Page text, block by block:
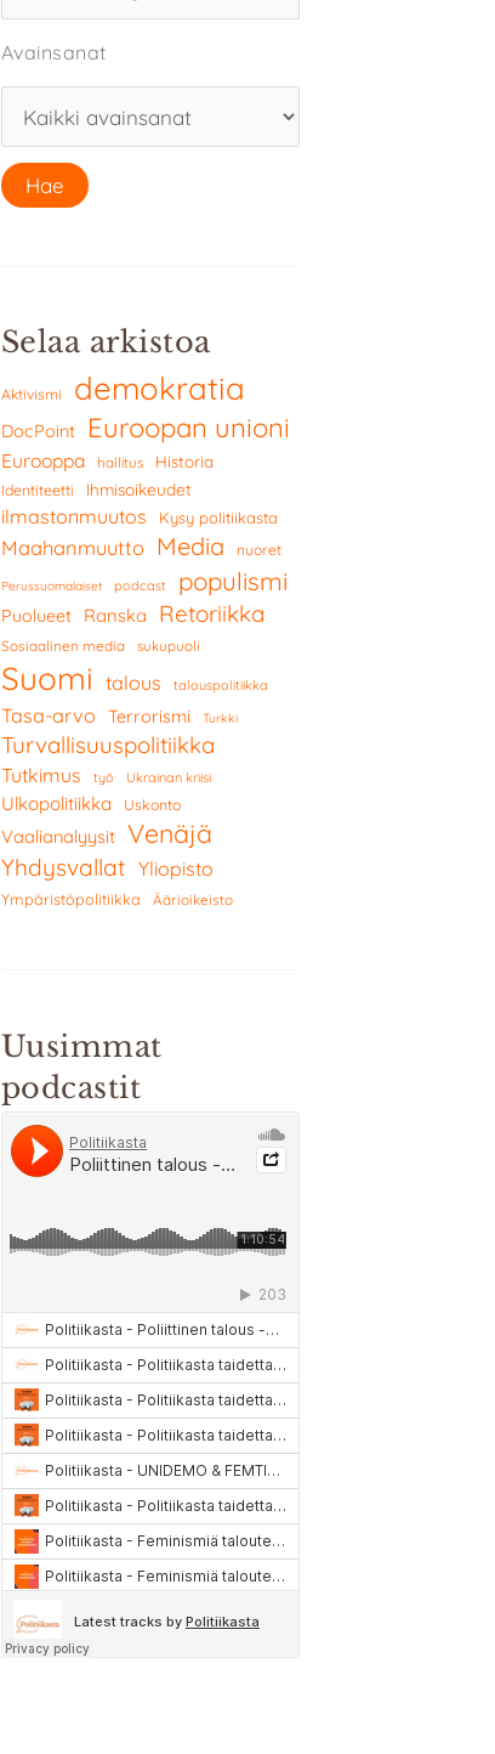
Avainsanat
Selaa arkistoa
Aktivismi demokratia
DocPoint Euroopan unioni
Eurooppa hallitus Historia
Identiteetti Ihmisoikeudet
ilmastonmuutos Kysy politiikasta
Maahanmuutto Media nuoret
Perussuomalaiset podcast populismi
Puolueet Ranska Retoriikka
Sosiaalinen media sukupuoli
Suomi talous talouspolitiikka
Tasa-arvo Terrorismi Turkki
Turvallisuuspolitiikka
Tutkimus työ Ukrainan kriisi
Ulkopolitiikka Uskonto
Vaalianalyysit Venäjä
Yhdysvallat Yliopisto
Ympäristöpolitiikka Äärioikeisto
Uusimmat
podcastit